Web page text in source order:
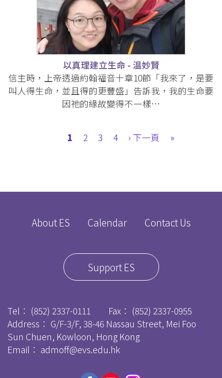
以真理建立生命 - 温妙賢
信主時，上帝透過約翰福音十章10節「我來了，是要
叫人得生命，並且得的更豐盛」告訴我，我的生命要
因祂的緣故變得不一樣…
Current
1 Page
2 Page
3 Page
4
Next
› 下一頁
Last
»
About ES Calendar Contact Us
Support ES
Tel： (852) 2337-0111 Fax： (852) 2337-0955
Address： G/F-3/F, 38-46 Nassau Street, Mei Foo
Sun Chuen, Kowloon, Hong Kong
Email： admoff@evs.edu.hk